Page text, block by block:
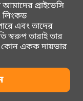
প্রাইভেসি
লিংকড
এবং তাদের
স্বরুপ তারাই তার
কোন একক দায়ভার